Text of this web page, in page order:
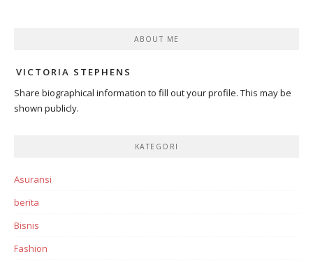
ABOUT ME
VICTORIA STEPHENS
Share biographical information to fill out your profile. This may be
shown publicly.
KATEGORI
Asuransi
berita
Bisnis
Fashion